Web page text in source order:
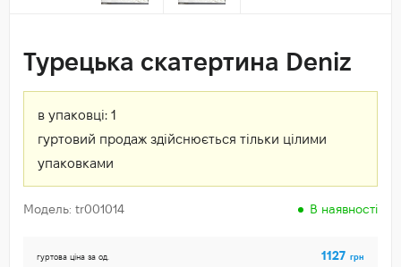
Турецька скатертина Deniz
в упаковці: 1
гуртовий продаж здійснюється тільки цілими
упаковками
Модель: tr001014 В наявності
гуртова ціна за од. 1127 грн